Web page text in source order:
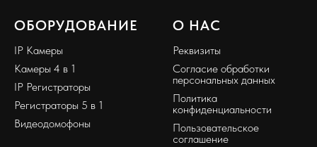
ОБОРУДОВАНИЕ
IP Камеры
Камеры 4 в 1
IP Регистраторы
Регистраторы 5 в 1
Видеодомофоны
О НАС
Реквизиты
Согласие обработки
персональных данных
Политика
конфиденциальности
Пользовательское
соглашение